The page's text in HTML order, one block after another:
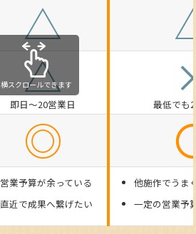
△
△
即日～20営業日 最低でも
◎
営業予算が余っている
直近で成果へ繋げたい
他施作でうま
一定の営業予